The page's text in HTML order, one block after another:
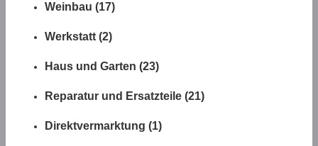
Weinbau (17)
Werkstatt (2)
Haus und Garten (23)
Reparatur und Ersatzteile (21)
Direktvermarktung (1)